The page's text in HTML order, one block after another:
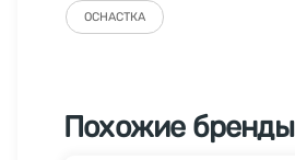
ОСНАСТКА
Похожие бренды